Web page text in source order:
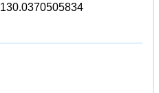
130.0370505834